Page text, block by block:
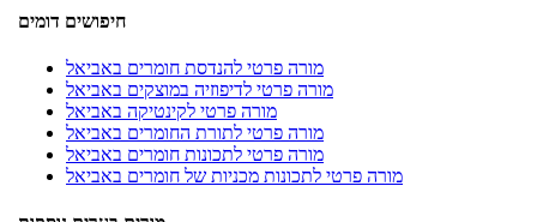
חיפושים דומים
מורה פרטי להנדסת חומרים באביאל
מורה פרטי לדיפוזיה במוצקים באביאל
מורה פרטי לקינטיקה באביאל
מורה פרטי לתורת החומרים באביאל
מורה פרטי לתכונות חומרים באביאל
מורה פרטי לתכונות מכניות של חומרים באביאל